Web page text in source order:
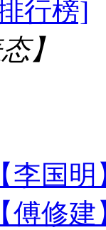
行榜]
】
【李国
【傅修